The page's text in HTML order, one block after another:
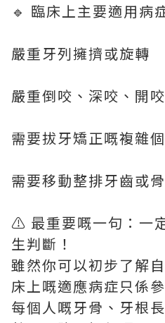
🔹 臨床上主要適用病
嚴重牙列擁擠或旋轉
嚴重倒咬、深咬、開咬
需要拔牙矯正嘅複雜
需要移動整排牙齒或
⚠️ 最重要嘅一句：一
生判斷！
雖然你可以初步了解
床上嘅適應病症只係參
每個人嘅牙骨、牙根